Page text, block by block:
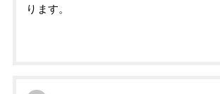
ります。